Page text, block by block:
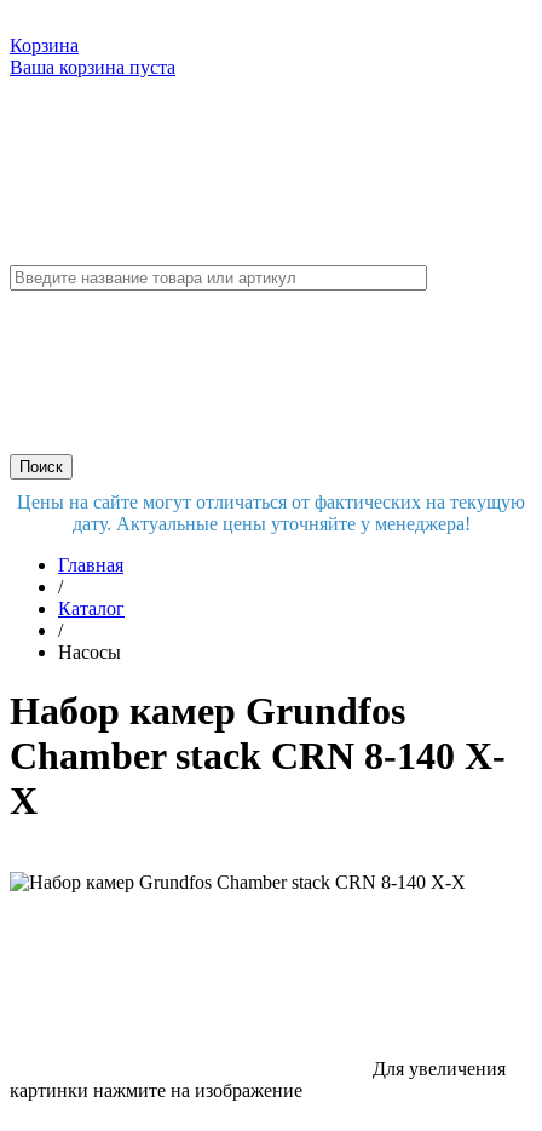
Корзина
Ваша корзина пуста
Цены на сайте могут отличаться от фактических на текущую
дату. Актуальные цены уточняйте у менеджера!
Главная
/
Каталог
/
Насосы
Набор камер Grundfos
Chamber stack CRN 8-140 X-
X
Для увеличения
картинки нажмите на изображение